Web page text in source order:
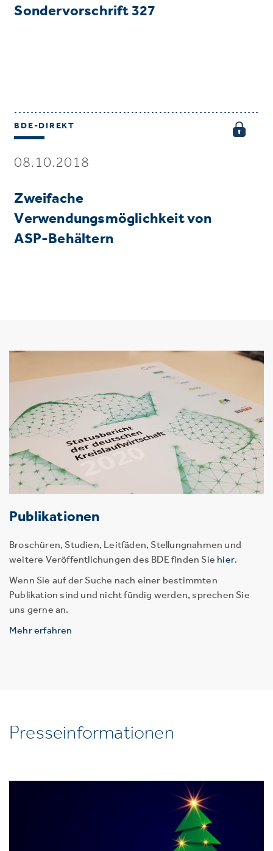
Sondervorschrift 327
BDE-DIREKT
08.10.2018
Zweifache
Verwendungsmöglichkeit von
ASP-Behältern
Publikationen
Broschüren, Studien, Leitfäden, Stellungnahmen und
weitere Veröffentlichungen des BDE finden Sie hier.
Wenn Sie auf der Suche nach einer bestimmten
Publikation sind und nicht fündig werden, sprechen Sie
uns gerne an.
Mehr erfahren
Presseinformationen